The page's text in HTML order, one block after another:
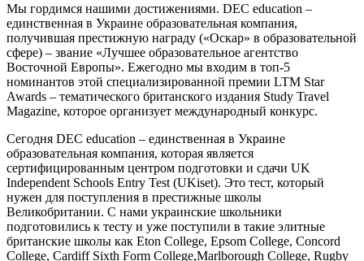
Мы гордимся нашими достижениями. DEC education –
единственная в Украине образовательная компания,
получившая престижную награду («Оскар» в образовательной
сфере) – звание «Лучшее образовательное агентство
Восточной Европы». Ежегодно мы входим в топ-5
номинантов этой специализированной премии LTM Star
Awards – тематического британского издания Study Travel
Magazine, которое организует международный конкурс.
Сегодня DEC education – единственная в Украине
образовательная компания, которая является
сертифицированным центром подготовки и сдачи UK
Independent Schools Entry Test (UKiset). Это тест, который
нужен для поступления в престижные школы
Великобритании. С нами украинские школьники
подготовились к тесту и уже поступили в такие элитные
британские школы как Eton College, Epsom College, Concord
College, Cardiff Sixth Form College,Marlborough College, Rugby